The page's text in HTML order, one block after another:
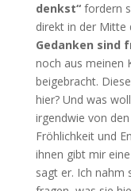
denkst“fordern
direkt in der Mitte
Gedanken sind
noch aus meinen
beigebracht.
hier? Und was
irgendwie von
Fröhlichkeit und
ihnen gibt mir
sagt er. Ich nahm